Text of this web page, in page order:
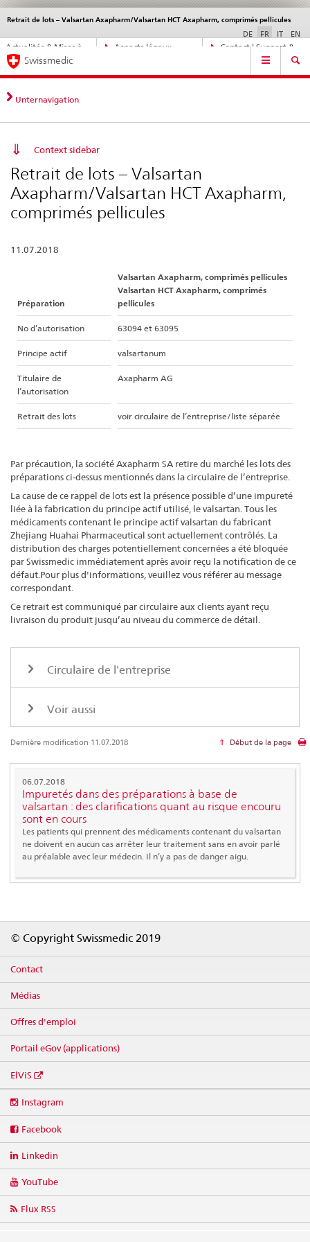
Navigation
directe:
actualités,
juridiques,
Actualités & Mises à
Aspects légaux,
Contact | Support &
Retrait de lots – Valsartan Axapharm/Valsartan HCT Axapharm, comprimés pellicules
DE FR IT EN
Service
Navigation
Swissmedic
Unternavigation
Context sidebar
Retrait de lots – Valsartan
Axapharm/Valsartan HCT Axapharm,
comprimés pellicules
11.07.2018
Préparation
Valsartan Axapharm, comprimés pellicules
Valsartan HCT Axapharm, comprimés
pellicules
No d’autorisation 63094 et 63095
Principe actif valsartanum
Titulaire de
l’autorisation
Axapharm AG
Retrait des lots voir circulaire de l’entreprise/liste séparée
Par précaution, la société Axapharm SA retire du marché les lots des
préparations ci-dessus mentionnés dans la circulaire de l’entreprise.
La cause de ce rappel de lots est la présence possible d’une impureté
liée à la fabrication du principe actif utilisé, le valsartan. Tous les
médicaments contenant le principe actif valsartan du fabricant
Zhejiang Huahai Pharmaceutical sont actuellement contrôlés. La
distribution des charges potentiellement concernées a été bloquée
par Swissmedic immédiatement après avoir reçu la notification de ce
défaut.Pour plus d'informations, veuillez vous référer au message
correspondant.
Ce retrait est communiqué par circulaire aux clients ayant reçu
livraison du produit jusqu’au niveau du commerce de détail.
Circulaire de l'entreprise
Voir aussi
Dernière modification 11.07.2018 Début de la page
06.07.2018
Impuretés dans des préparations à base de
valsartan : des clarifications quant au risque encouru
sont en cours
Les patients qui prennent des médicaments contenant du valsartan
ne doivent en aucun cas arrêter leur traitement sans en avoir parlé
au préalable avec leur médecin. Il n’y a pas de danger aigu.
© Copyright Swissmedic 2019
Contact
Médias
Offres d'emploi
Portail eGov (applications)
ElViS
media
Instagram
Facebook
Linkedin
YouTube
Flux RSS